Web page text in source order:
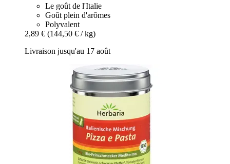
Le goût de l'Italie
Goût plein d'arômes
Polyvalent
2,89 € (144,50 € / kg)
Livraison jusqu'au 17 août